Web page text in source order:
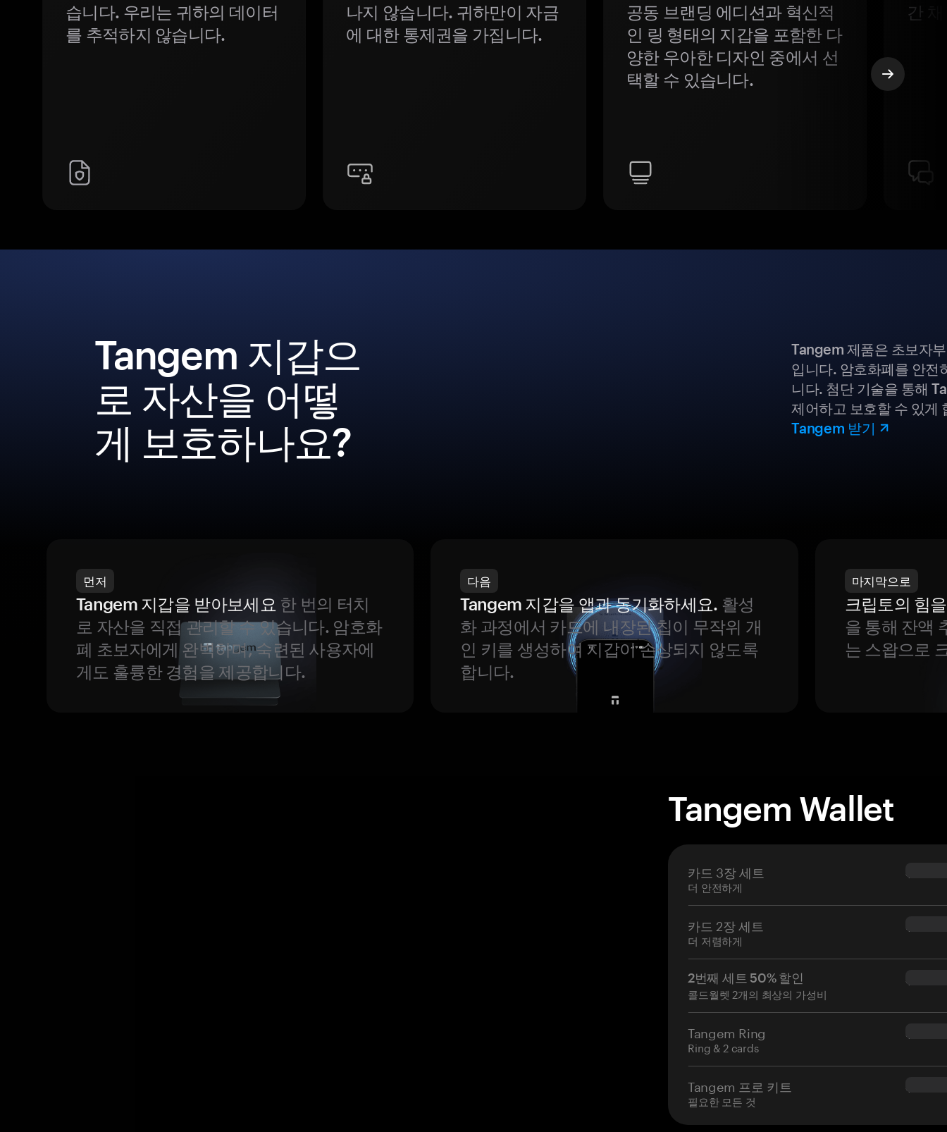
습니다. 우리는 귀하의 데이터
를 추적하지 않습니다.
나지 않습니다. 귀하만이 자금
에 대한 통제권을 가집니다.
공동 브랜딩 에디션과 혁신적
인 링 형태의 지갑을 포함한 다
양한 우아한 디자인 중에서 선
택할 수 있습니다.
간
Tangem 지갑으
로 자산을 어떻
게 보호하나요?
Tangem 제품은 초보자
입니다. 암호화폐를 안전
니다. 첨단 기술을 통해
제어하고 보호할 수 있게
Tangem 받기
먼저
Tangem 지갑을 받아보세요 한 번의 터치
로 자산을 직접 관리할 수 있습니다. 암호화
폐 초보자에게 완벽하며, 숙련된 사용자에
게도 훌륭한 경험을 제공합니다.
다음
Tangem 지갑을 앱과 동기화하세요. 활성
화 과정에서 카드에 내장된 칩이 무작위 개
인 키를 생성하여 지갑이 손상되지 않도록
합니다.
마지막으로
크립토의 힘
을 통해 잔액
는 스왑으로
Tangem Wallet
카드 3장 세트
더 안전하게
$69.90
카드 2장 세트
더 저렴하게
$54.90
2번째 세트 50% 할인
콜드월렛 2개의 최상의 가성비
$34.95
Tangem Ring
Ring & 2 cards
Tangem 프로 키트
필요한 모든 것